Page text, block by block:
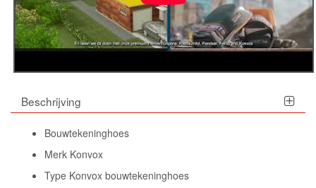
Beschrijving
Bouwtekeninghoes
Merk Konvox
Type Konvox bouwtekeninghoes